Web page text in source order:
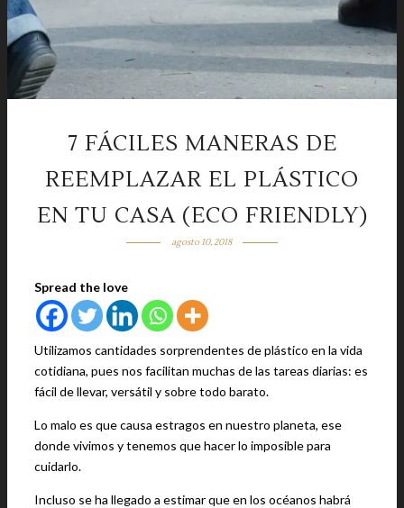
7 FÁCILES MANERAS DE
REEMPLAZAR EL PLÁSTICO
EN TU CASA (ECO FRIENDLY)
agosto 10, 2018
Spread the love
Utilizamos cantidades sorprendentes de plástico en la vida
cotidiana, pues nos facilitan muchas de las tareas diarias: es
fácil de llevar, versátil y sobre todo barato.
Lo malo es que causa estragos en nuestro planeta, ese
donde vivimos y tenemos que hacer lo imposible para
cuidarlo.
Incluso se ha llegado a estimar que en los océanos habrá